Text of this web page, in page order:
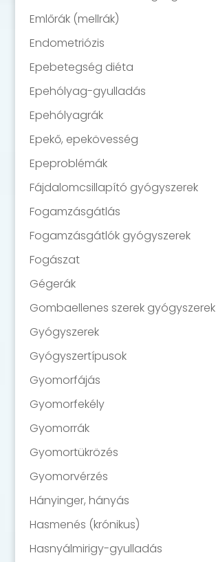
Emlőrák (mellrák)
Endometriózis
Epebetegség diéta
Epehólyag-gyulladás
Epehólyagrák
Epekő, epekövesség
Epeproblémák
Fájdalomcsillapító gyógyszerek
Fogamzásgátlás
Fogamzásgátlók gyógyszerek
Fogászat
Gégerák
Gombaellenes szerek gyógyszerek
Gyógyszerek
Gyógyszertípusok
Gyomorfájás
Gyomorfekély
Gyomorrák
Gyomortükrözés
Gyomorvérzés
Hányinger, hányás
Hasmenés (krónikus)
Hasnyálmirigy-gyulladás